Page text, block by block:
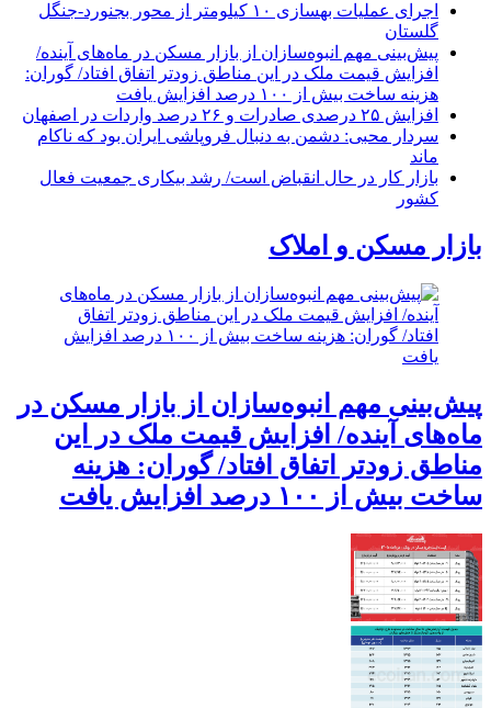
اجرای عملیات بهسازی ۱۰ کیلومتر از محور بجنورد-جنگل
گلستان
پیش‌بینی مهم انبوه‌سازان از بازار مسکن در ماه‌های آینده/
افزایش قیمت ملک در این مناطق زودتر اتفاق افتاد/ گوران:
هزینه ساخت بیش از ۱۰۰ درصد افزایش یافت
افزایش ۲۵ درصدی صادرات و ۲۶ درصد واردات در اصفهان
سردار محبی: دشمن به دنبال فروپاشی ایران بود که ناکام
ماند
بازار کار در حال انقباض است/ رشد بیکاری جمعیت فعال
کشور
بازار مسکن و املاک
پیش‌بینی مهم انبوه‌سازان از بازار مسکن در
ماه‌های آینده/ افزایش قیمت ملک در این
مناطق زودتر اتفاق افتاد/ گوران: هزینه
ساخت بیش از ۱۰۰ درصد افزایش یافت